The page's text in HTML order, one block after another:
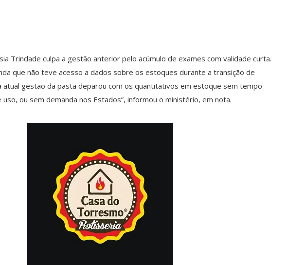
Trindade culpa a gestão anterior pelo acúmulo de exames com validade curta.
que não teve acesso a dados sobre os estoques durante a transição de
atual gestão da pasta deparou com os quantitativos em estoque sem tempo
uso, ou sem demanda nos Estados”, informou o ministério, em nota.